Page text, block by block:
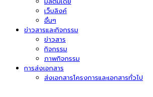
เว็บลิงค์
อื่นๆ
ข่าวสารและกิจกรรม
ข่าวสาร
กิจกรรม
ภาพกิจกรรม
การส่งเอกสาร
ส่งเอกสารโครงการและเอกสารทั่วไป